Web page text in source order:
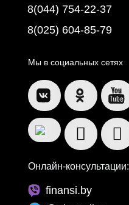
8(044) 754-22-37
8(025) 604-85-79
Мы в социальных сетях
Онлайн-консультации:
finansi.by